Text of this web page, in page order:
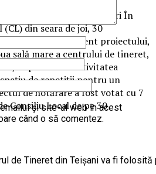
solicitând ambele încăperi În
din seara de joi, 30
adus un amendament proiectului,
sală mare a centrului de tineret,
în paralel cu activitatea
de repetiții pentru un
de hotărâre a fost votat cu 7
Consiliu Local de pe 30
de Tineret din Teișani va fi
și site-ul web în acest
când o să comentez.